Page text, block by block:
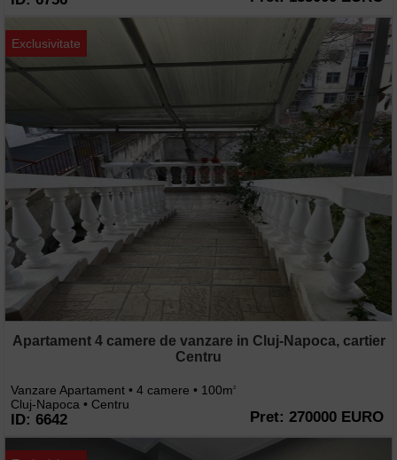
Exclusivitate
Apartament 4 camere de vanzare in Cluj-Napoca, cartier
Centru
Vanzare Apartament • 4 camere • 100m2
Cluj-Napoca • Centru
ID: 6642 Pret: 270000 EURO